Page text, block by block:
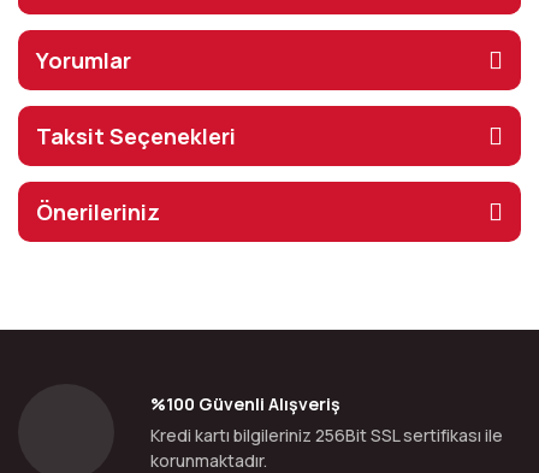
Yorumlar
Taksit Seçenekleri
Önerileriniz
%100 Güvenli Alışveriş
Kredi kartı bilgileriniz 256Bit SSL sertifikası ile
korunmaktadır.